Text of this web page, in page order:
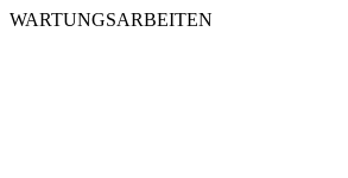
WARTUNGSARBEITEN